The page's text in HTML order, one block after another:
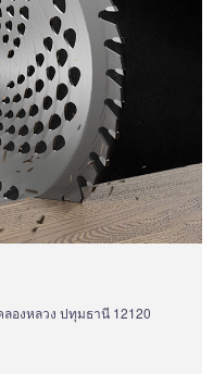
องหลวง ปทุมธานี 12120